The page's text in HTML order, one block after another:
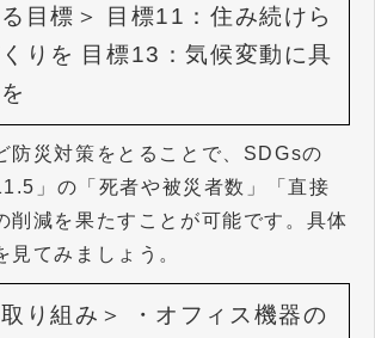
目標＞
目標11：住み続けら
りを
目標13：気候変動に具
防災対策をとることで、SDGsの
」の「死者や被災者数」「直接
削減を果たすことが可能です。具体
見てみましょう。
り組み＞
・オフィス機器の